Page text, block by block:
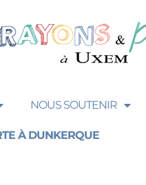
NOUS SOUTENIR
À DUNKERQUE